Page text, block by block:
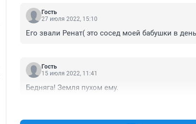
Гость
27 июля 2022, 15:10
Его звали Ренат( это сосед моей бабушки в
Гость
15 июля 2022, 11:41
Бедняга! Земля пухом ему.